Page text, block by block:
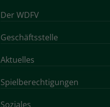
Der WDFV
Geschäftsstelle
Aktuelles
Spielberechtigungen
Soziales